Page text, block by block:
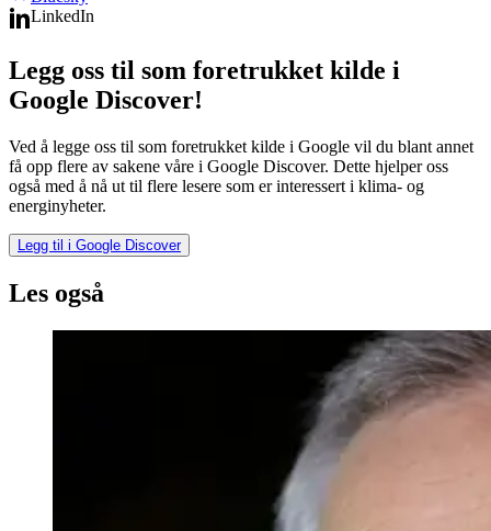
LinkedIn
Legg oss til som foretrukket kilde i
Google Discover!
Ved å legge oss til som foretrukket kilde i Google vil du blant annet
få opp flere av sakene våre i Google Discover. Dette hjelper oss
også med å nå ut til flere lesere som er interessert i klima- og
energinyheter.
Legg til i Google Discover
Les også